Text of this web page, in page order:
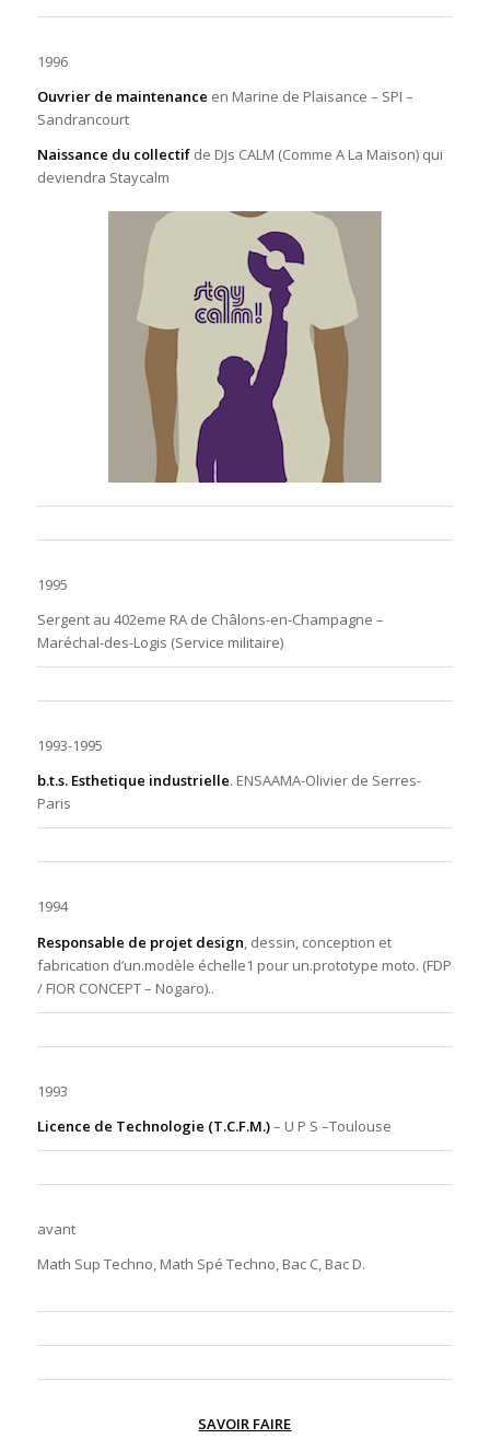
1996
Ouvrier de maintenance en Marine de Plaisance – SPI –
Sandrancourt
Naissance du collectifde DJs CALM (Comme A La Maison) qui
deviendra Staycalm
1995
Sergent au 402eme RA de Châlons-en-Champagne –
Maréchal-des-Logis (Service militaire)
1993-1995
b.t.s. Esthetique industrielle. ENSAAMA-Olivier de Serres-
Paris
1994
Responsable de projet design , dessin, conception et
fabrication d’un.modèle échelle1 pour un.prototype moto. (FDP
/ FIOR CONCEPT – Nogaro)..
1993
Licence de Technologie (T.C.F.M.)– U P S –Toulouse
avant
Math Sup Techno, Math Spé Techno, Bac C, Bac D.
SAVOIR FAIRE